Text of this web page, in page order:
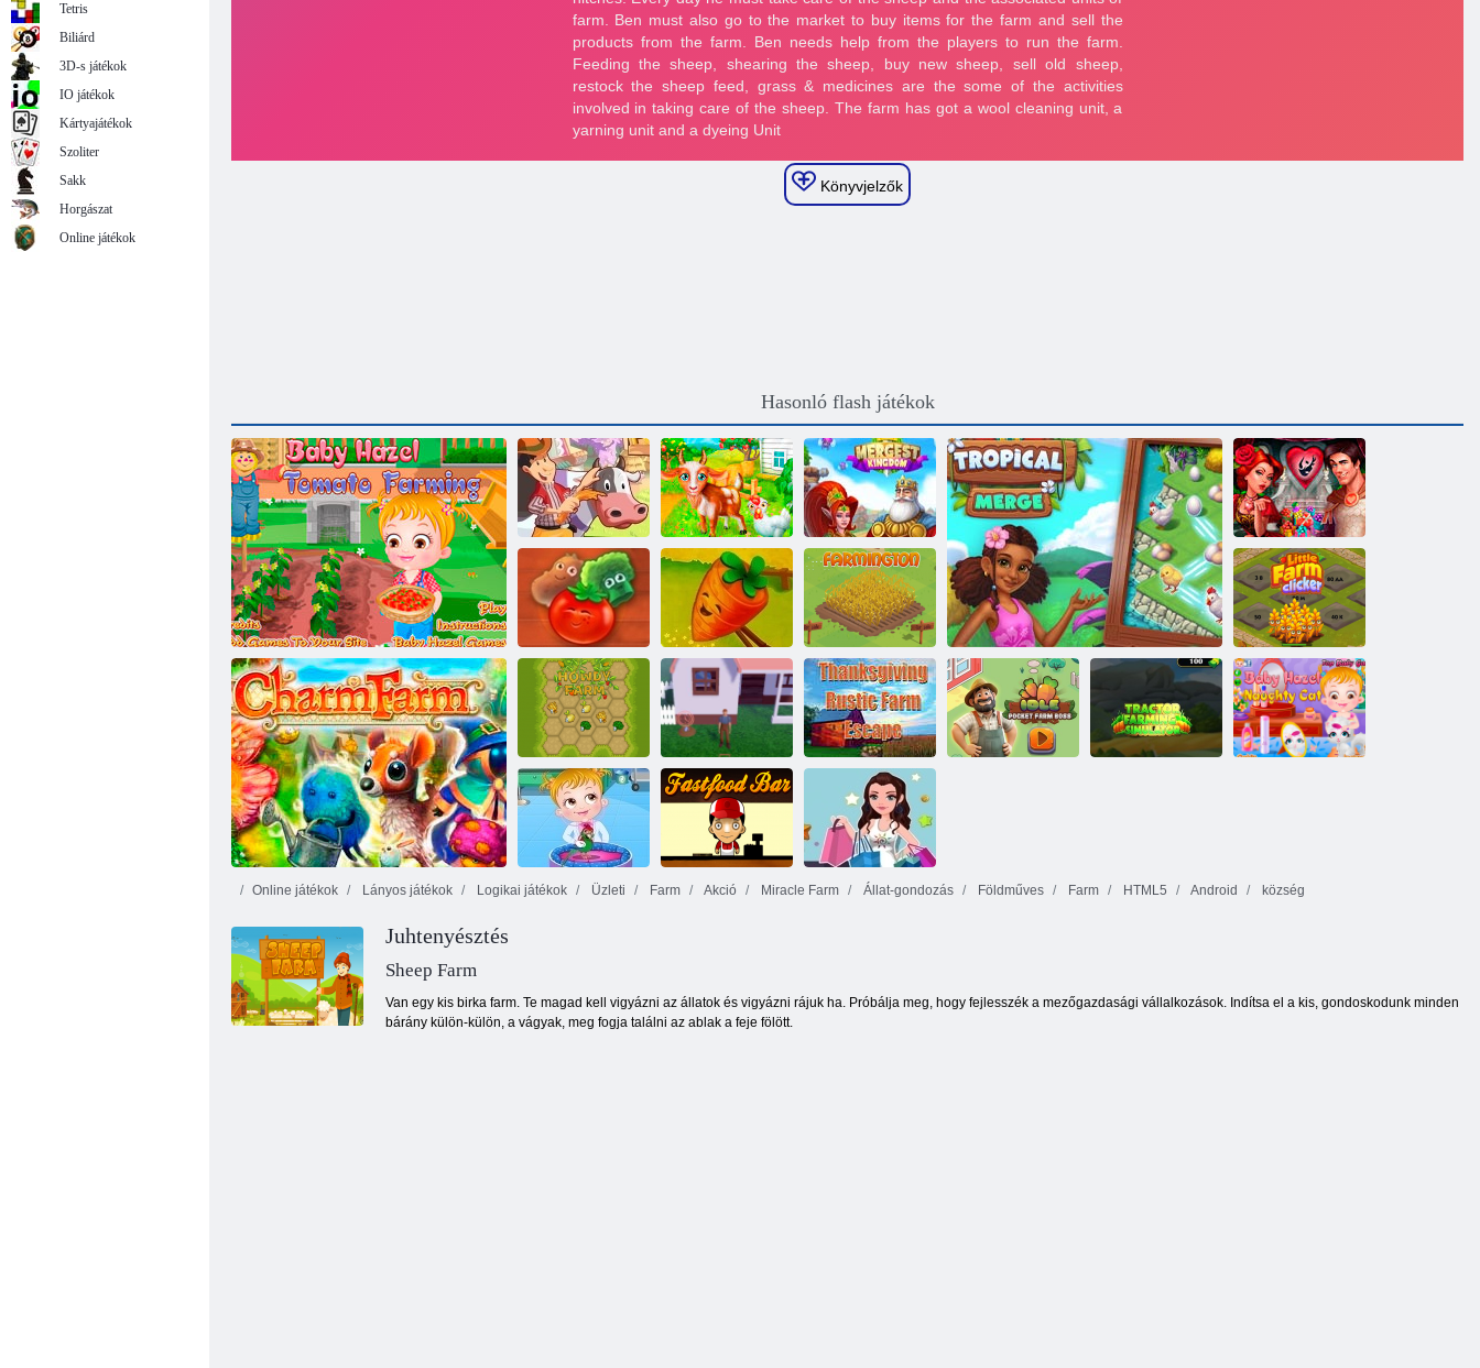
Könyvjelzők
Hasonló flash játékok
Baba Hazel. Tomato gazdálkodás
Nap a
Mezőgazdasági
Mezőgazdasági
napok
A Mergest
Királyság
Lovagok és
menyasszonyok
Farm puzzle
történet 2
Farm puzzle -
történet
Farmington
Kis Farm
Clicker
Howdy Farm A pénz az élet
Hálaadás
Rusztikus Farm
Escape
Online játékok Lányos játékok Logikai játékok Üzleti Farm Akció Miracle Farm Állat-gondozás Földműves Farm HTML5 Android község
Juhtenyésztés
Sheep Farm
Van egy kis birka farm. Te magad kell vigyázni az állatok és vigyázni rájuk ha. Próbálja meg, hogy fejlesszék a mezőgazdasági vállalkozások. Indítsa el a kis, gondoskodunk minden
bárány külön-külön, a vágyak, meg fogja találni az ablak a feje fölött.
Tetris
Biliárd
3D-s játékok
IO játékok
Kártyajátékok
Szoliter
Sakk
Horgászat
Online játékok